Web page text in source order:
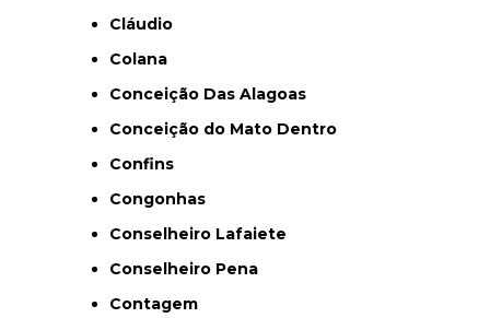
Cláudio
Colana
Conceição Das Alagoas
Conceição do Mato Dentro
Confins
Congonhas
Conselheiro Lafaiete
Conselheiro Pena
Contagem